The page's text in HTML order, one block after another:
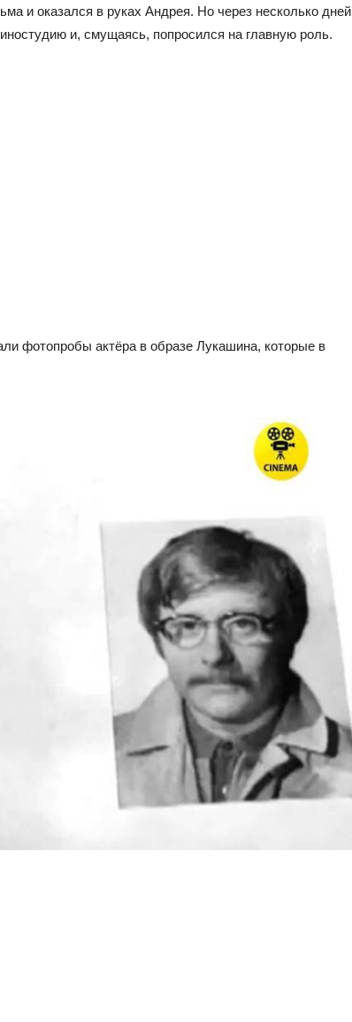
и оказался в руках Андрея. Но через несколько дней
и, смущаясь, попросился на главную роль.
фотопробы актёра в образе Лукашина, которые в